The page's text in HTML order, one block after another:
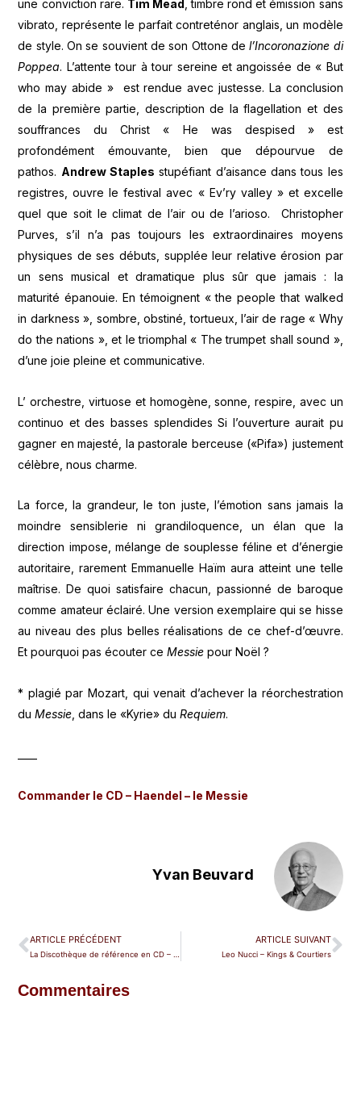
une conviction rare. Tim Mead , timbre rond et émission sans
vibrato, représente le parfait contreténor anglais, un modèle
de style. On se souvient de son Ottone del’Incoronazione di
Poppea. L’attente tour à tour sereine et angoissée de « But
who may abide » est rendue avec justesse. La conclusion
de la première partie, description de la flagellation et des
souffrances du Christ « He was despised » est
profondément émouvante, bien que dépourvue de
pathos. Andrew Staples stupéfiant d’aisance dans tous les
registres, ouvre le festival avec « Ev’ry valley » et excelle
quel que soit le climat de l’air ou de l’arioso. Christopher
Purves, s’il n’a pas toujours les extraordinaires moyens
physiques de ses débuts, supplée leur relative érosion par
un sens musical et dramatique plus sûr que jamais : la
maturité épanouie. En témoignent « the people that walked
in darkness », sombre, obstiné, tortueux, l’air de rage « Why
do the nations », et le triomphal « The trumpet shall sound »,
d’une joie pleine et communicative.
L’ orchestre, virtuose et homogène, sonne, respire, avec un
continuo et des basses splendides Si l’ouverture aurait pu
gagner en majesté, la pastorale berceuse («Pifa») justement
célèbre, nous charme.
La force, la grandeur, le ton juste, l’émotion sans jamais la
moindre sensiblerie ni grandiloquence, un élan que la
direction impose, mélange de souplesse féline et d’énergie
autoritaire, rarement Emmanuelle Haïm aura atteint une telle
maîtrise. De quoi satisfaire chacun, passionné de baroque
comme amateur éclairé. Une version exemplaire qui se hisse
au niveau des plus belles réalisations de ce chef-d’œuvre.
Et pourquoi pas écouter ceMessie pour Noël ?
* plagié par Mozart, qui venait d’achever la réorchestration
duMessie , dans le «Kyrie» duRequiem.
Commander le CD – Haendel – le Messie
Yvan Beuvard
ARTICLE PRÉCÉDENT ARTICLE SUIVANT
Leo Nucci – Kings & Courtiers
Commentaires